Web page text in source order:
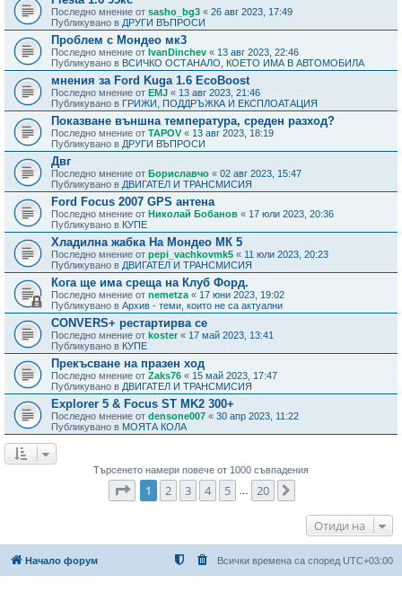
Последно мнение от sasho_bg3 « 26 авг 2023, 17:49
Публикувано в ДРУГИ ВЪПРОСИ
Проблем с Мондео мк3
Последно мнение от IvanDinchev « 13 авг 2023, 22:46
Публикувано в ВСИЧКО ОСТАНАЛО, КОЕТО ИМА В АВТОМОБИЛА
мнения за Ford Kuga 1.6 EcoBoost
Последно мнение от EMJ « 13 авг 2023, 21:46
Публикувано в ГРИЖИ, ПОДДРЪЖКА И ЕКСПЛОАТАЦИЯ
Показване външна температура, среден разход?
Последно мнение от TAPOV« 13 авг 2023, 18:19
Публикувано в ДРУГИ ВЪПРОСИ
Двг
Последно мнение от Бориславчо « 02 авг 2023, 15:47
Публикувано в ДВИГАТЕЛ И ТРАНСМИСИЯ
Ford Focus 2007 GPS антена
Последно мнение от Николай Бобанов « 17 юли 2023, 20:36
Публикувано в КУПЕ
Хладилна жабка На Мондео МК 5
Последно мнение от pepi_vachkovmk5 « 11 юли 2023, 20:23
Публикувано в ДВИГАТЕЛ И ТРАНСМИСИЯ
Кога ще има среща на Клуб Форд.
Последно мнение от nemetza « 17 юни 2023, 19:02
Публикувано в Архив - теми, които не са актуални
CONVERS+ рестартирва се
Последно мнение от koster « 17 май 2023, 13:41
Публикувано в КУПЕ
Прекъсване на празен ход
Последно мнение от Zaks76 « 15 май 2023, 17:47
Публикувано в ДВИГАТЕЛ И ТРАНСМИСИЯ
Explorer 5 & Focus ST MK2 300+
Последно мнение от densone007 « 30 апр 2023, 11:22
Публикувано в МОЯТА КОЛА
Търсенето намери повече от 1000 съвпадения
Страница1 от
1 2 3 4 5 20
Отиди на
Начало форум Всички времена са според UTC+03:00